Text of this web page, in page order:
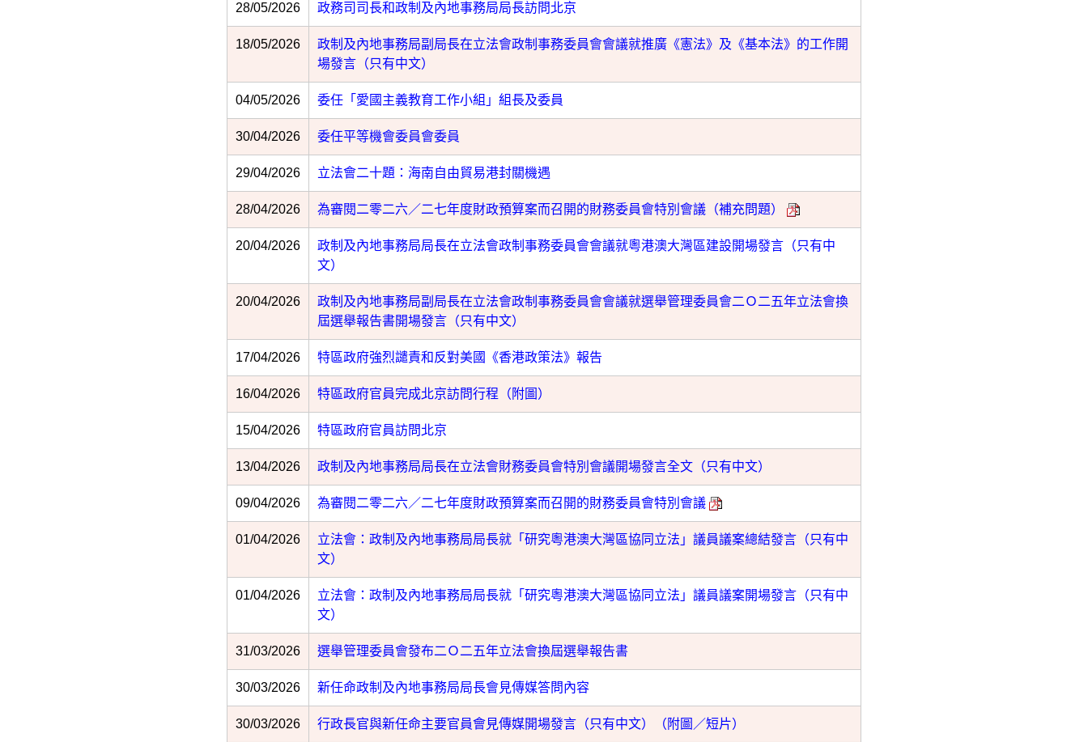
28/05/2026 政務司司長和政制及內地事務局局長訪問北京
18/05/2026
政制及內地事務局副局長在立法會政制事務委員會會議就推廣《憲法》及《基本法》的工作開
場發言（只有中文）
04/05/2026 委任「愛國主義教育工作小組」組長及委員
30/04/2026 委任平等機會委員會委員
29/04/2026 立法會二十題：海南自由貿易港封關機遇
28/04/2026 為審閱二零二六／二七年度財政預算案而召開的財務委員會特別會議（補充問題）
20/04/2026
政制及內地事務局局長在立法會政制事務委員會會議就粵港澳大灣區建設開場發言（只有中
文）
20/04/2026
政制及內地事務局副局長在立法會政制事務委員會會議就選舉管理委員會二Ｏ二五年立法會換
屆選舉報告書開場發言（只有中文）
17/04/2026 特區政府強烈譴責和反對美國《香港政策法》報告
16/04/2026 特區政府官員完成北京訪問行程（附圖）
15/04/2026 特區政府官員訪問北京
13/04/2026 政制及內地事務局局長在立法會財務委員會特別會議開場發言全文（只有中文）
09/04/2026 為審閱二零二六／二七年度財政預算案而召開的財務委員會特別會議
01/04/2026
立法會：政制及內地事務局局長就「研究粵港澳大灣區協同立法」議員議案總結發言（只有中
文）
01/04/2026
立法會：政制及內地事務局局長就「研究粵港澳大灣區協同立法」議員議案開場發言（只有中
文）
31/03/2026 選舉管理委員會發布二Ｏ二五年立法會換屆選舉報告書
30/03/2026 新任命政制及內地事務局局長會見傳媒答問內容
30/03/2026 行政長官與新任命主要官員會見傳媒開場發言（只有中文）（附圖／短片）